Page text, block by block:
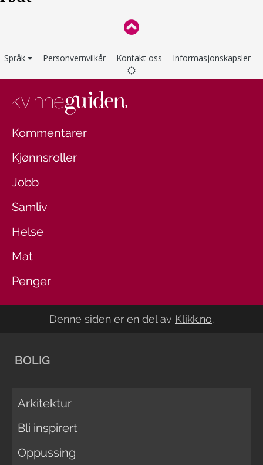
Språk Personvernvilkår Kontakt oss Informasjonskapsler
Kommentarer
Kjønnsroller
Jobb
Samliv
Helse
Mat
Penger
Denne siden er en del av Klikk.no.
BOLIG
Arkitektur
Bli inspirert
Oppussing